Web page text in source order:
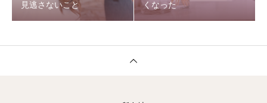
見逃さないこと
くなった